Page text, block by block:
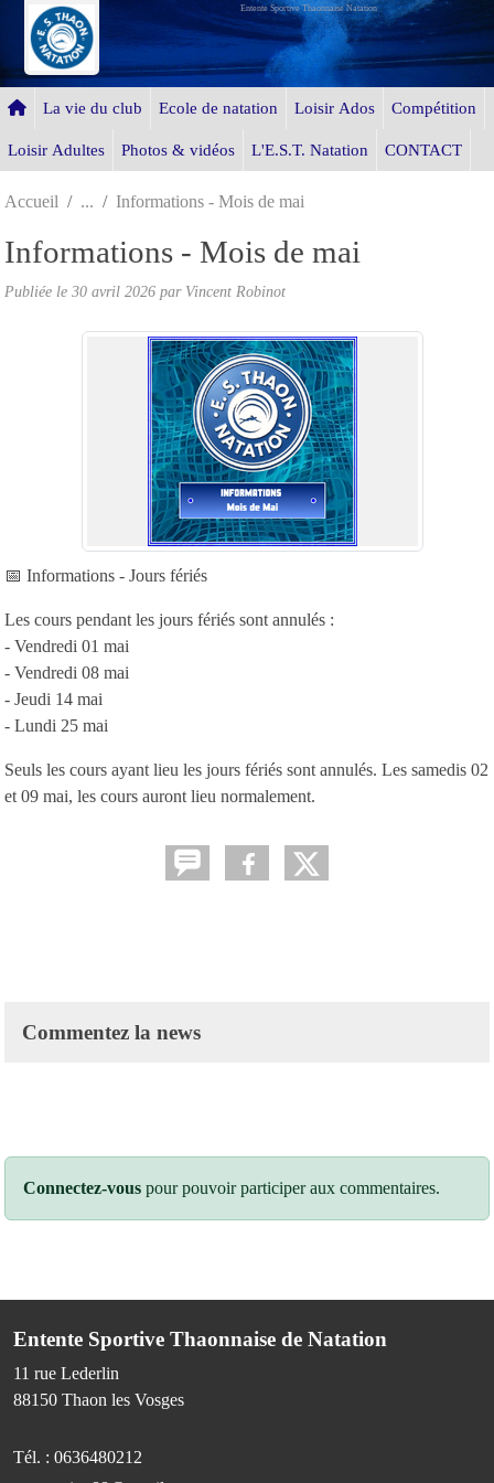
Entente Sportive Thaonnaise Natation
La vie du club Ecole de natation Loisir Ados Compétition
Loisir Adultes Photos & vidéos L'E.S.T. Natation CONTACT
Accueil Informations - Mois de mai
Informations - Mois de mai
Publiée le 30 avril 2026 par Vincent Robinot
📅 Informations - Jours fériés
Les cours pendant les jours fériés sont annulés :
- Vendredi 01 mai
- Vendredi 08 mai
- Jeudi 14 mai
- Lundi 25 mai
Seuls les cours ayant lieu les jours fériés sont annulés. Les samedis 02
et 09 mai, les cours auront lieu normalement.
Commentez la news
Connectez-vous pour pouvoir participer aux commentaires.
Entente Sportive Thaonnaise de Natation
11 rue Lederlin
88150 Thaon les Vosges
Tél. : 0636480212
Panneau de gestion des cookies